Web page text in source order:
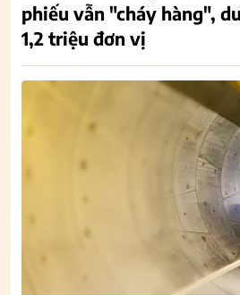
phiếu vẫn "cháy hàng",
1,2 triệu đơn vị